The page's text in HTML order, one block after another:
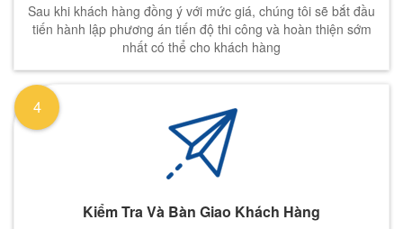
Sau khi khách hàng đồng ý với mức giá, chúng tôi sẽ bắt đầu
tiến hành lập phương án tiến độ thi công và hoàn thiện sớm
nhất có thể cho khách hàng
Kiểm Tra Và Bàn Giao Khách Hàng
4